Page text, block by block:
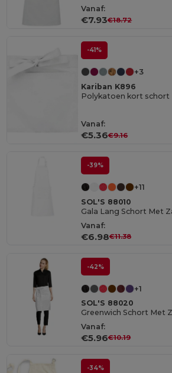
Vanaf:
€7.93€18.72
-41%
+3
Kariban K896
Polykatoen kort schort
Vanaf:
€5.36€9.16
-39%
+11
SOL'S 88010
Gala Lang Schort Met
Vanaf:
€6.98€11.38
-42%
+1
SOL'S 88020
Greenwich Schort Met
Vanaf:
€5.96€10.19
-34%